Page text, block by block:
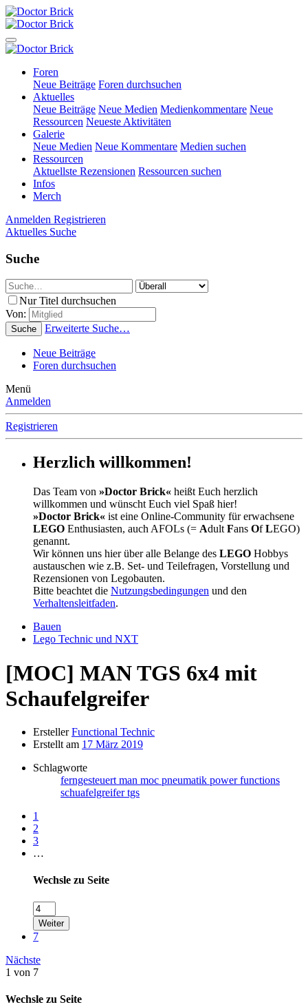
Foren
Neue Beiträge Foren durchsuchen
Aktuelles
Neue Beiträge Neue Medien Medienkommentare Neue
Ressourcen Neueste Aktivitäten
Galerie
Neue Medien Neue Kommentare Medien suchen
Ressourcen
Aktuellste Rezensionen Ressourcen suchen
Infos
Merch
Anmelden Registrieren
Aktuelles Suche
Suche
Nur Titel durchsuchen
Von:
Suche Erweiterte Suche…
Neue Beiträge
Foren durchsuchen
Menü
Anmelden
Registrieren
Herzlich willkommen!
Das Team von »Doctor Brick« heißt Euch herzlich
willkommen und wünscht Euch viel Spaß hier!
»Doctor Brick« ist eine Online-Community für erwachsene
LEGO Enthusiasten, auch AFOLs (= Adult Fans OfLEGO)
genannt.
Wir können uns hier über alle Belange des LEGO Hobbys
austauschen wie z.B. Set- und Teilefragen, Vorstellung und
Rezensionen von Legobauten.
Bitte beachtet die Nutzungsbedingungen und den
Verhaltensleitfaden.
Bauen
Lego Technic und NXT
[MOC] MAN TGS 6x4 mit
Schaufelgreifer
Ersteller Functional Technic
Erstellt am 17 März 2019
Schlagworte
ferngesteuert man moc pneumatik power functions
schuafelgreifertgs
1
2
3
…
Wechsle zu Seite
Weiter
7
Nächste
1 von 7
Wechsle zu Seite